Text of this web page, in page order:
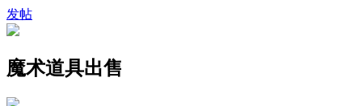
发帖
魔术道具出售